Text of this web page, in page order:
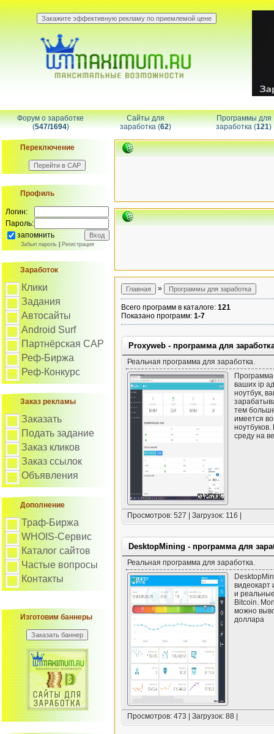
Форум о заработке
(547/1694)
Сайты для
заработка (62)
Программы для
заработка (121)
Переключение
Профиль
Логин:
Пароль:
запомнить
Забыл пароль| Регистрация
Заработок
Клики
Задания
Автосайты
Android Surf
Партнёрская САР
Реф-Биржа
Реф-Конкурс
Заказ рекламы
Заказать
Подать задание
Заказ кликов
Заказ ссылок
Объявления
Дополнение
Траф-Биржа
WHOIS-Сервис
Каталог сайтов
Частые вопросы
Контакты
Изготовим баннеры
»
Всего программ в каталоге: 121
Показано программ: 1-7
Proxyweb - программа для
Реальная программа для заработка.
ваших ip
ноутбук,
тем
имеется
среду на
Просмотров: 527 | Загрузок: 116 |
DesktopMining - программа для
Реальная программа для заработка.
видеокарт
и
Bitcoin.
можно
доллара
Просмотров: 473 | Загрузок: 88 |